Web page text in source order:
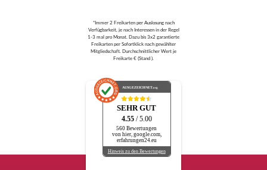
*Immer 2 Freikarten per Auslosung nach
Verfügbarkeit, je nach Interessen in der Regel
1-3 mal pro Monat. Dazu bis 3x2 garantierte
Freikarten per Sofortklick nach gewählter
Mitgliedschaft. Durchschnittlicher Wert je
Freikarte € (Stand ).
AUSGEZEICHNET.org
SEHR GUT
4.55 / 5.00
560 Bewertungen
von hier, google.com,
erfahrungen24.eu
Hinweis zu den Bewertungen